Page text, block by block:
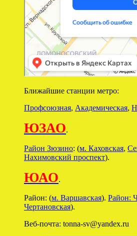
Ближайшие станции метро:
Профсоюзная, Академическая,
ЮЗАО.
Район Зюзино: (м. Каховская,
Нахимовский проспект).
ЮАО.
Район: (м. Варшавская). Район:
Чертановская).
Веб-почта: tonna-sv@yandex.ru